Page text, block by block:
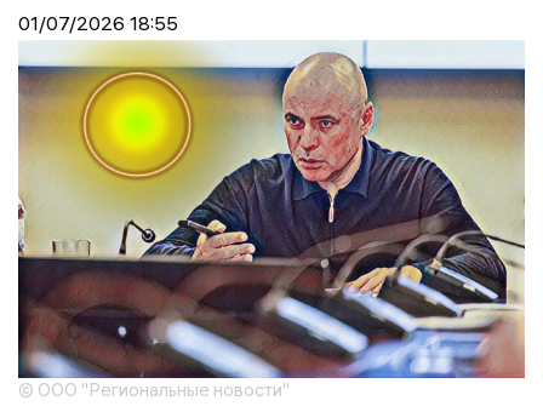
01/07/2026 18:55
© ООО "Региональные новости"